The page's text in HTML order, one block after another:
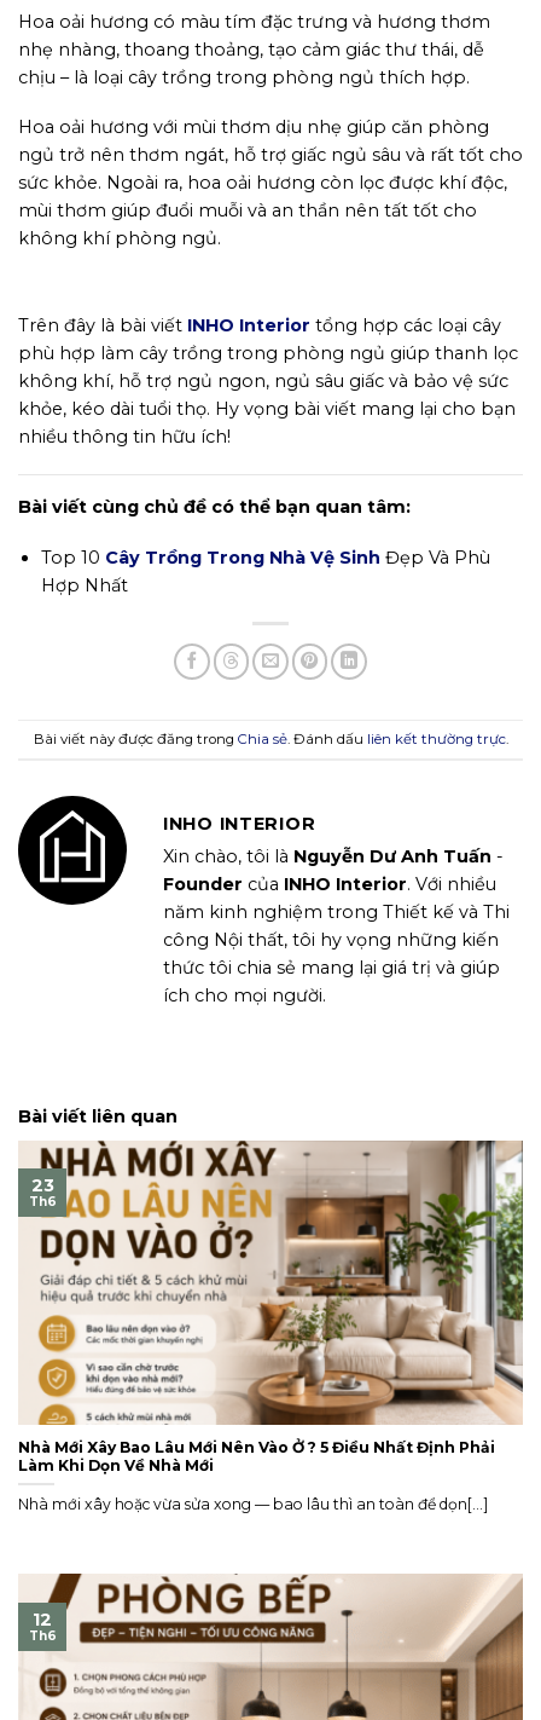
Hoa oải hương có màu tím đặc trưng và hương thơm
nhẹ nhàng, thoang thoảng, tạo cảm giác thư thái, dễ
chịu – là loại cây trồng trong phòng ngủ thích hợp.
Hoa oải hương với mùi thơm dịu nhẹ giúp căn phòng
ngủ trở nên thơm ngát, hỗ trợ giấc ngủ sâu và rất tốt cho
sức khỏe. Ngoài ra, hoa oải hương còn lọc được khí độc,
mùi thơm giúp đuổi muỗi và an thần nên tất tốt cho
không khí phòng ngủ.
Trên đây là bài viết INHO Interior tổng hợp các loại cây
phù hợp làm cây trồng trong phòng ngủ giúp thanh lọc
không khí, hỗ trợ ngủ ngon, ngủ sâu giấc và bảo vệ sức
khỏe, kéo dài tuổi thọ. Hy vọng bài viết mang lại cho bạn
nhiều thông tin hữu ích!
Bài viết cùng chủ đề có thể bạn quan tâm:
Top 10 Cây Trồng Trong Nhà Vệ Sinh Đẹp Và Phù
Hợp Nhất
Bài viết này được đăng trong Chia sẻ. Đánh dấu liên kết thường trực.
INHO INTERIOR
Xin chào, tôi là Nguyễn Dư Anh Tuấn -
Founder của INHO Interior. Với nhiều
năm kinh nghiệm trong Thiết kế và Thi
công Nội thất, tôi hy vọng những kiến
thức tôi chia sẻ mang lại giá trị và giúp
ích cho mọi người.
Bài viết liên quan
Nhà Mới Xây Bao Lâu Mới Nên Vào Ở ? 5 Điều Nhất Định Phải
Làm Khi Dọn Về Nhà Mới
Nhà mới xây hoặc vừa sửa xong — bao lâu thì an toàn để dọn[...]
23
Th6
12
Th6